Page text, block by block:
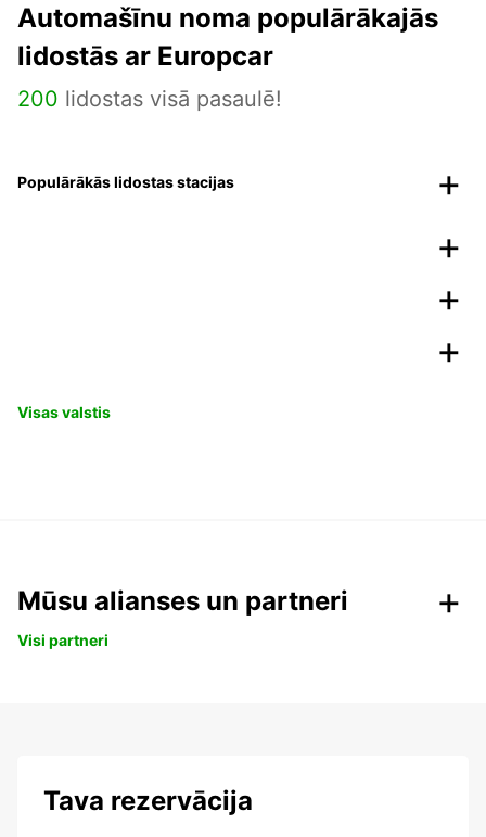
Automašīnu noma populārākajās
lidostās ar Europcar
200 lidostas visā pasaulē!
Populārākās lidostas stacijas
Visas valstis
Mūsu alianses un partneri
Visi partneri
Tava rezervācija